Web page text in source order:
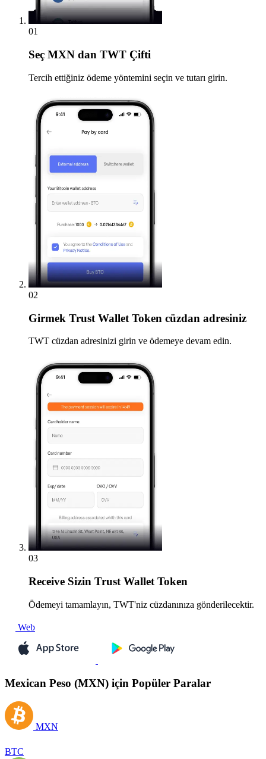
01
Seç MXN dan TWT Çifti
Tercih ettiğiniz ödeme yöntemini seçin ve tutarı girin.
02
Girmek Trust Wallet Token cüzdan adresiniz
TWT cüzdan adresinizi girin ve ödemeye devam edin.
03
Receive Sizin Trust Wallet Token
Ödemeyi tamamlayın, TWT'niz cüzdanınıza gönderilecektir.
Web
Mexican Peso (MXN) için Popüler Paralar
MXN
BTC